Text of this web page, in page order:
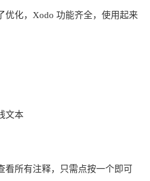
优化，Xodo 功能齐全，使用起来
文本
看所有注释，只需点按一个即可